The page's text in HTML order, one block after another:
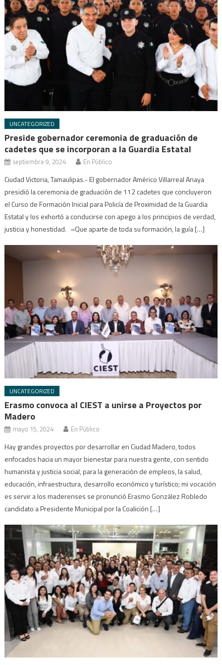
UNCATEGORIZED
Preside gobernador ceremonia de graduación de
cadetes que se incorporan a la Guardia Estatal
septiembre 9, 2024 En Público
Ciudad Victoria, Tamaulipas.- El gobernador Américo Villarreal Anaya
presidió la ceremonia de graduación de 112 cadetes que concluyeron
el Curso de Formación Inicial para Policía de Proximidad de la Guardia
Estatal y los exhortó a conducirse con apego a los principios de verdad,
justicia y honestidad. «Que aparte de toda su formación, la guía […]
UNCATEGORIZED
Erasmo convoca al CIEST a unirse a Proyectos por
Madero
mayo 15, 2024 En Público
Hay grandes proyectos por desarrollar en Ciudad Madero, todos
enfocados hacia un mayor bienestar para nuestra gente, con sentido
humanista y justicia social, para la generación de empleos, la salud,
educación, infraestructura, desarrollo económico y turístico; mi vocación
es servir a los maderenses se pronunció Erasmo González Robledo
candidato a Presidente Municipal por la Coalición […]